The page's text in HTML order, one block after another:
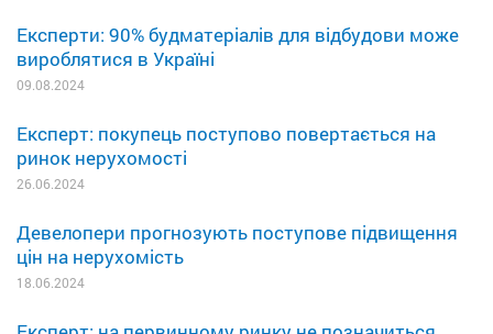
Експерти: 90% будматеріалів для відбудови може
вироблятися в Україні
09.08.2024
Експерт: покупець поступово повертається на
ринок нерухомості
26.06.2024
Девелопери прогнозують поступове підвищення
цін на нерухомість
18.06.2024